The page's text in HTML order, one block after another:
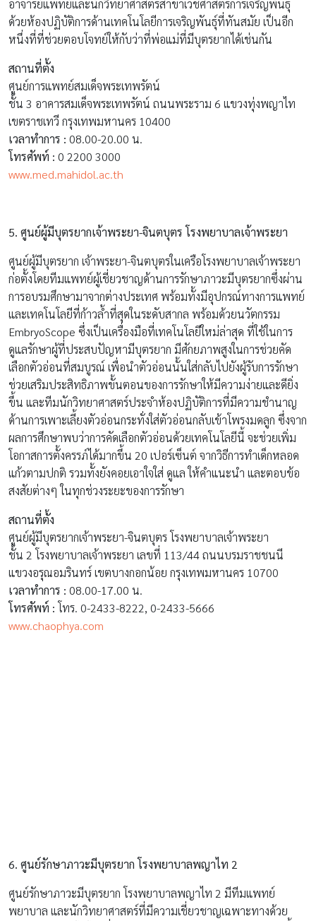
อาจารย์แพทย์และนักวิทยาศาสตร์สาขาเวชศาสตร์การเจริญพันธุ์
ด้วยห้องปฏิบัติการด้านเทคโนโลยีการเจริญพันธุ์ที่ทันสมัย เป็นอีก
หนึ่งที่ที่ช่วยตอบโจทย์ให้กับว่าที่พ่อแม่ที่มีบุตรยากได้เช่นกัน
สถานที่ตั้ง
ศูนย์การแพทย์สมเด็จพระเทพรัตน์
ชั้น 3 อาคารสมเด็จพระเทพรัตน์ ถนนพระราม 6 แขวงทุ่งพญาไท
เขตราชเทวี กรุงเทพมหานคร 10400
เวลาทำการ : 08.00-20.00 น.
โทรศัพท์ : 0 2200 3000
www.med.mahidol.ac.th
5. ศูนย์ผู้มีบุตรยากเจ้าพระยา-จินตบุตร โรงพยาบาลเจ้าพระยา
ศูนย์ผู้มีบุตรยาก เจ้าพระยา-จินตบุตรในเครือโรงพยาบาลเจ้าพระยา
ก่อตั้งโดยทีมแพทย์ผู้เชี่ยวชาญด้านการรักษาภาวะมีบุตรยากซึ่งผ่าน
การอบรมศึกษามาจากต่างประเทศ พร้อมทั้งมีอุปกรณ์ทางการแพทย์
และเทคโนโลยีที่ก้าวล้ำที่สุดในระดับสากล พร้อมด้วยนวัตกรรม
EmbryoScope ซึ่งเป็นเครื่องมือที่เทคโนโลยีใหม่ล่าสุด ที่ใช้ในการ
ดูแลรักษาผู้ที่ประสบปัญหามีบุตรยาก มีศักยภาพสูงในการช่วยคัด
เลือกตัวอ่อนที่สมบูรณ์ เพื่อนำตัวอ่อนนั้นใส่กลับไปยังผู้รับการรักษา
ช่วยเสริมประสิทธิภาพขั้นตอนของการรักษาให้มีความง่ายและดียิ่ง
ขึ้น และทีมนักวิทยาศาสตร์ประจำห้องปฏิบัติการที่มีความชำนาญ
ด้านการเพาะเลี้ยงตัวอ่อนกระทั่งใส่ตัวอ่อนกลับเข้าโพรงมดลูก ซึ่งจาก
ผลการศึกษาพบว่าการคัดเลือกตัวอ่อนด้วยเทคโนโลยีนี้ จะช่วยเพิ่ม
โอกาสการตั้งครรภ์ได้มากขึ้น 20 เปอร์เซ็นต์ จากวิธีการทำเด็กหลอด
แก้วตามปกติ รวมทั้งยังคอยเอาใจใส่ ดูแล ให้คำแนะนำ และตอบข้อ
สงสัยต่างๆ ในทุกช่วงระยะของการรักษา
สถานที่ตั้ง
ศูนย์ผู้มีบุตรยากเจ้าพระยา-จินตบุตร โรงพยาบาลเจ้าพระยา
ชั้น 2 โรงพยาบาลเจ้าพระยา เลขที่ 113/44 ถนนบรมราชชนนี
แขวงอรุณอมรินทร์ เขตบางกอกน้อย กรุงเทพมหานคร 10700
เวลาทำการ : 08.00-17.00 น.
โทรศัพท์ : โทร. 0-2433-8222, 0-2433-5666
www.chaophya.com
โครโมโซมตัวอ่อนก่อนการฝังตัวด้วย เทคนิค NGS (Next Generation
Sequencing) และ CGH (Array Comparative Genomic
Hybridization)และการแช่แข็งไข่ เป็นต้น